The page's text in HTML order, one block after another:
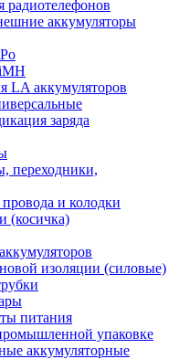
радиотелефонов
аккумуляторы
LA аккумуляторов
заряда
переходники,
и колодки
(косичка)
изоляции (силовые)
питания
упаковке
аккумуляторные